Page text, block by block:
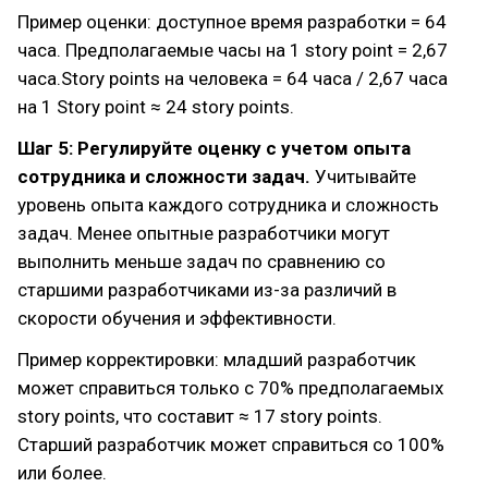
Пример оценки: доступное время разработки = 64
часа. Предполагаемые часы на 1 story point = 2,67
часа.Story points на человека = 64 часа / 2,67 часа
на 1 Story point ≈ 24 story points.
Шаг 5: Регулируйте оценку с учетом опыта
сотрудника и сложности задач. Учитывайте
уровень опыта каждого сотрудника и сложность
задач. Менее опытные разработчики могут
выполнить меньше задач по сравнению со
старшими разработчиками из-за различий в
скорости обучения и эффективности.
Пример корректировки: младший разработчик
может справиться только с 70% предполагаемых
story points, что составит ≈ 17 story points.
Старший разработчик может справиться со 100%
или более.